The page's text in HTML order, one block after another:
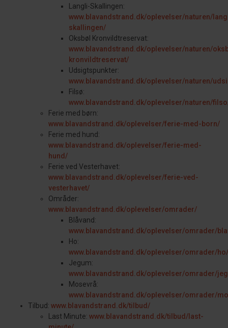
Langli-Skallingen:
www.blavandstrand.dk/oplevelser/naturen/
skallingen/
Oksbøl Kronvildtreservat:
www.blavandstrand.dk/oplevelser/naturen/
kronvildtreservat/
Udsigtspunkter:
www.blavandstrand.dk/oplevelser/naturen/
Filsø:
www.blavandstrand.dk/oplevelser/naturen/
Ferie med børn:
www.blavandstrand.dk/oplevelser/ferie-med-born/
Ferie med hund:
www.blavandstrand.dk/oplevelser/ferie-med-
hund/
Ferie ved Vesterhavet:
www.blavandstrand.dk/oplevelser/ferie-ved-
vesterhavet/
Områder:
www.blavandstrand.dk/oplevelser/omrader/
Blåvand:
www.blavandstrand.dk/oplevelser/omrader/
Ho:
www.blavandstrand.dk/oplevelser/omrader/ho/
Jegum:
www.blavandstrand.dk/oplevelser/omrader/
Mosevrå:
www.blavandstrand.dk/oplevelser/omrader/
Tilbud: www.blavandstrand.dk/tilbud/
Last Minute: www.blavandstrand.dk/tilbud/last-